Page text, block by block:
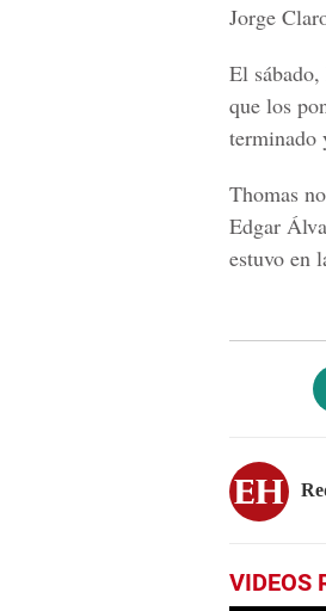
Jorge
El
que los
terminado
Thomas
Edgar
estuvo en
VIDEOS